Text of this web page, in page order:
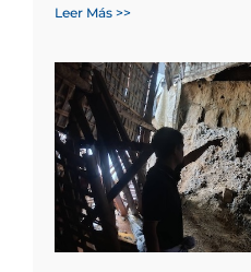
Leer Más >>